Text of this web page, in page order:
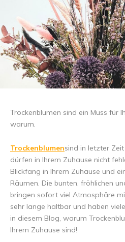
Trockenblumen sind ein Muss für
warum.
Trockenblumensind in letzter
dürfen in Ihrem Zuhause nicht
Blickfang in Ihrem Zuhause und
Räumen. Die bunten, fröhlichen
bringen sofort viel Atmosphäre
sehr lange haltbar und haben
in diesem Blog, warum
Ihrem Zuhause sind!